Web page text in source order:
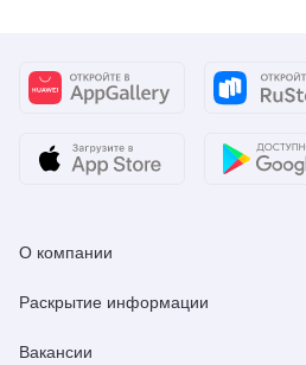
О компании
Раскрытие информации
Вакансии